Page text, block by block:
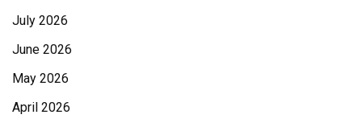
July 2026
June 2026
May 2026
April 2026